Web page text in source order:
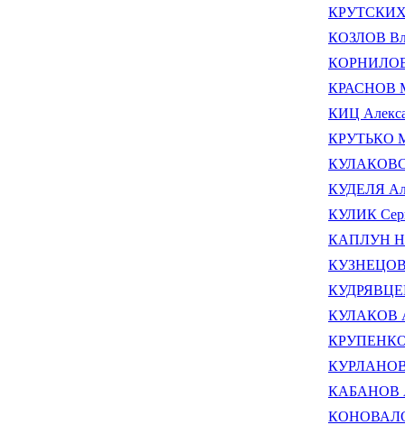
КРУТСКИХ
КОЗЛОВ
КОРНИЛОВ
КРАСНОВ
КИЦ
КРУТЬКО
КУДЕЛЯ
КУЛИК
КАПЛУН
КУЗНЕЦОВ
КУЛАКОВ
КУРЛАНОВ
КАБАНОВ